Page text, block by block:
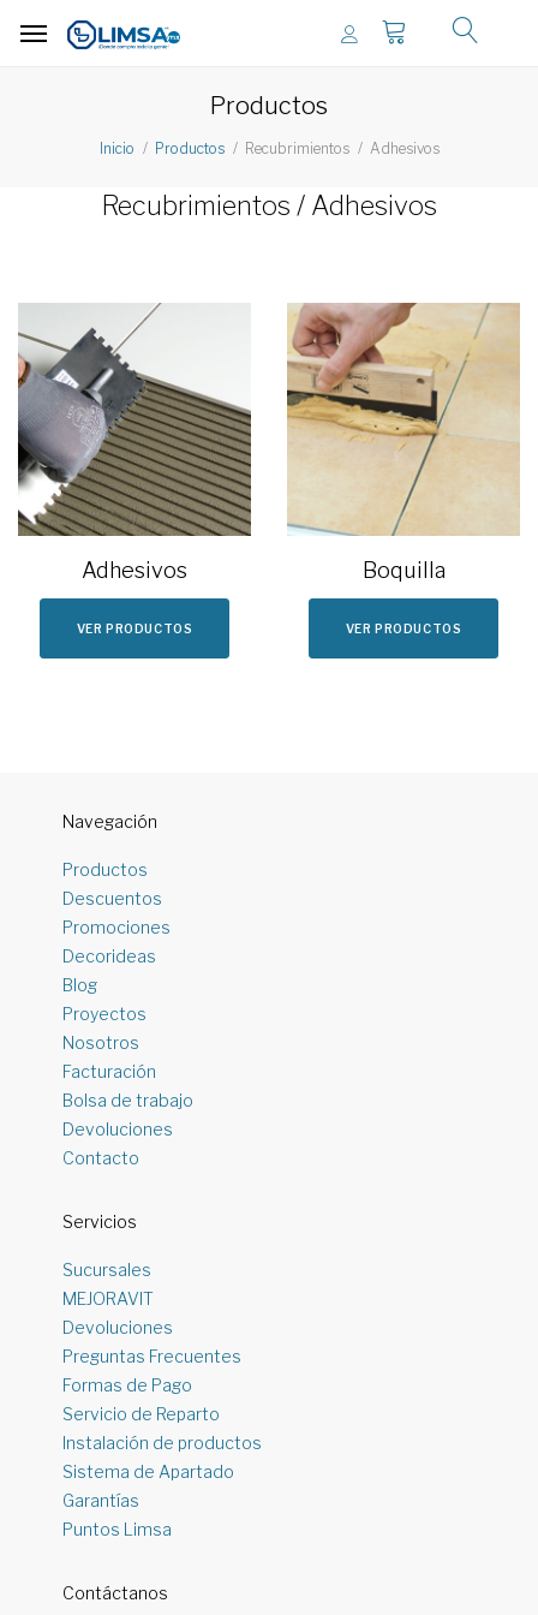
Productos
Inicio Productos Recubrimientos Adhesivos
Recubrimientos / Adhesivos
Adhesivos
VER PRODUCTOS
Boquilla
VER PRODUCTOS
Navegación
Productos
Descuentos
Promociones
Decorideas
Blog
Proyectos
Nosotros
Facturación
Bolsa de trabajo
Devoluciones
Contacto
Servicios
Sucursales
MEJORAVIT
Devoluciones
Preguntas Frecuentes
Formas de Pago
Servicio de Reparto
Instalación de productos
Sistema de Apartado
Garantías
Puntos Limsa
Contáctanos